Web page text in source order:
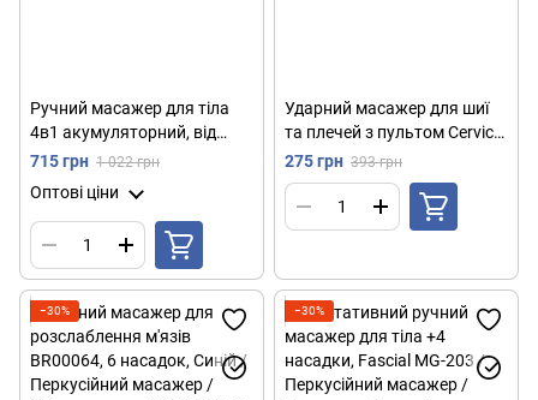
Ручний масажер для тіла
4в1 акумуляторний, від
USB, HB-007, Чорний /
антицелюлітний
715 грн 1 022 грн
Оптові ціни
Ударний масажер для шиї
та плечей з пультом Cervical
Massage Shawls /
Вібромасажер / Роликовий
масажер
275 грн 393 грн
−30% −30%